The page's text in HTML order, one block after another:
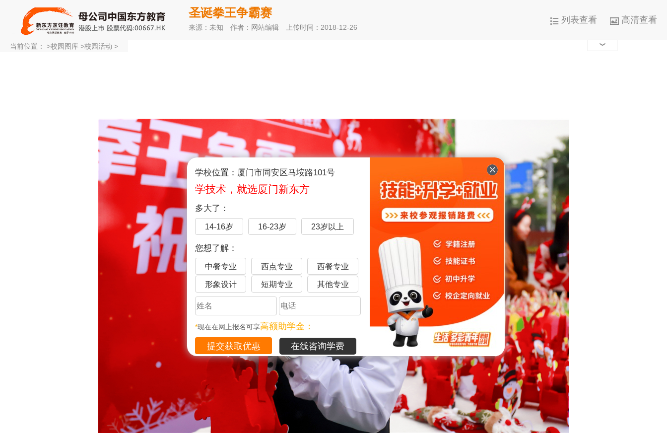
学校位置：厦门市同安区马垵路101号
学技术，就选厦门新东方
多大了：
14-16岁 16-23岁 23岁以上
您想了解：
中餐专业 西点专业 西餐专业
形象设计 短期专业 其他专业
*现在在网上报名可享高额助学金：
在线咨询学费
圣诞拳王争霸赛
来源：未知 作者：网站编辑 上传时间：2018-12-26
 列表查看  高清查看
当前位置： >校园图库 >校园活动 > 
